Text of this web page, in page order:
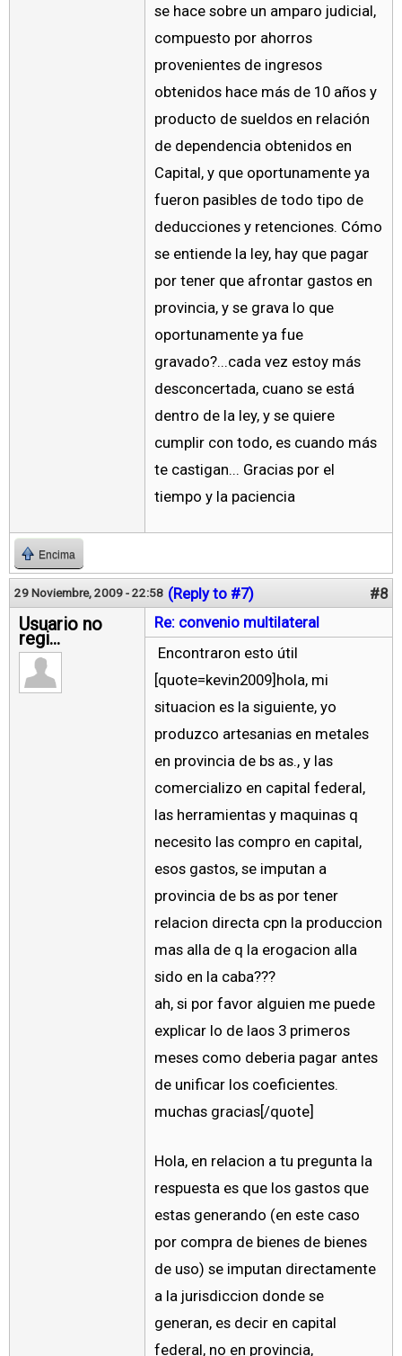
se hace sobre un amparo judicial,
compuesto por ahorros
provenientes de ingresos
obtenidos hace más de 10 años y
producto de sueldos en relación
de dependencia obtenidos en
Capital, y que oportunamente ya
fueron pasibles de todo tipo de
deducciones y retenciones. Cómo
se entiende la ley, hay que pagar
por tener que afrontar gastos en
provincia, y se grava lo que
oportunamente ya fue
gravado?...cada vez estoy más
desconcertada, cuano se está
dentro de la ley, y se quiere
cumplir con todo, es cuando más
te castigan... Gracias por el
tiempo y la paciencia
Encima
29 Noviembre, 2009 - 22:58 (Reply to #7) #8
Usuario no
regi...
Re: convenio multilateral
Encontraron esto útil
[quote=kevin2009]hola, mi
situacion es la siguiente, yo
produzco artesanias en metales
en provincia de bs as., y las
comercializo en capital federal,
las herramientas y maquinas q
necesito las compro en capital,
esos gastos, se imputan a
provincia de bs as por tener
relacion directa cpn la produccion
mas alla de q la erogacion alla
sido en la caba???
ah, si por favor alguien me puede
explicar lo de laos 3 primeros
meses como deberia pagar antes
de unificar los coeficientes.
muchas gracias[/quote]
Hola, en relacion a tu pregunta la
respuesta es que los gastos que
estas generando (en este caso
por compra de bienes de bienes
de uso) se imputan directamente
a la jurisdiccion donde se
generan, es decir en capital
federal, no en provincia,